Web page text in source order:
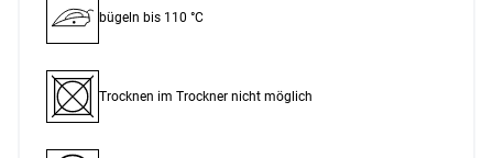
bügeln bis 110 °C
Trocknen im Trockner nicht möglich